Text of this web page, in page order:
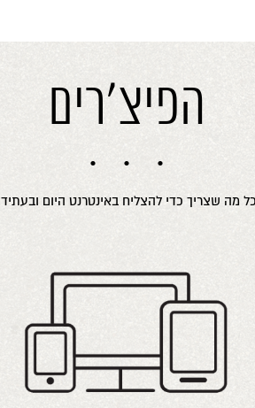
הפיצ'רים
כל מה שצריך כדי להצליח באינטרנט היום